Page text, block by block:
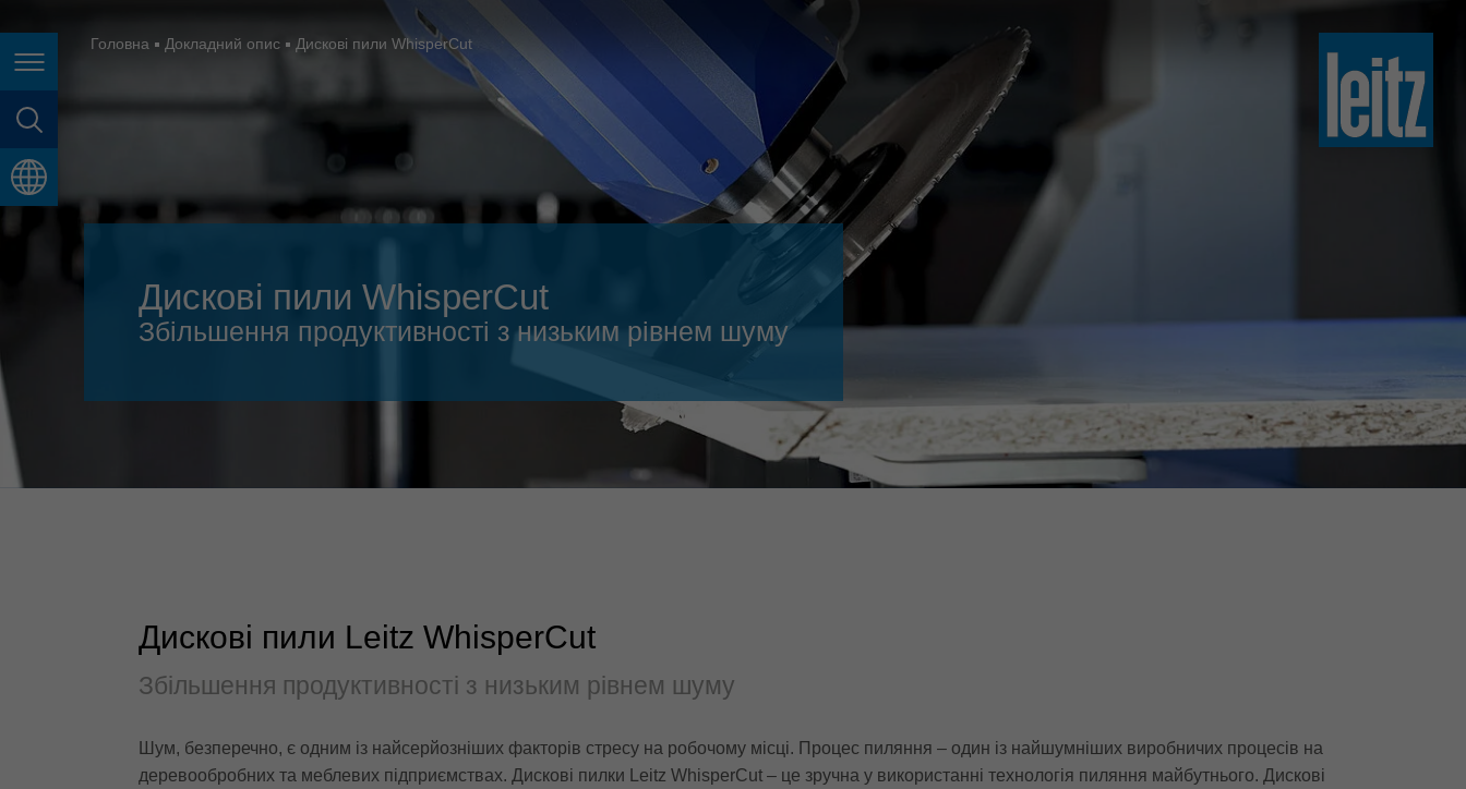
page search
language
France français
english
italiano
India
Japan (日本) 日本語
Magyarország magyar
Malaysia
México
Suomi english
Taiwan english
Türkiye
USA english
Việt Nam
中国
ประเทศไทย
Головна Докладний опис Дискові пили WhisperCut
Дискові пили WhisperCut
Збільшення продуктивності з низьким рівнем шуму
Дискові пили Leitz WhisperCut
Збільшення продуктивності з низьким рівнем шуму
Шум, безперечно, є одним із найсерйозніших факторів стресу на робочому місці. Процес пиляння – один із найшумніших виробничих процесів на
деревообробних та меблевих підприємствах. Дискові пилки Leitz WhisperCut – це зручна у використанні технологія пиляння майбутнього. Дискові